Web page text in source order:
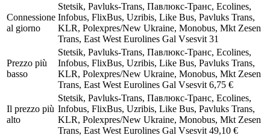
Connessione
al giorno
Stetsik, Pavluks-Trans, Павлюкс-Транс, Ecolines,
Infobus, FlixBus, Uzribis, Like Bus, Pavluks Trans,
KLR, Polexpres/New Ukraine, Monobus, Mkt Zesen
Trans, East West Eurolines Gal Vsesvіt 31
Prezzo più
basso
Stetsik, Pavluks-Trans, Павлюкс-Транс, Ecolines,
Infobus, FlixBus, Uzribis, Like Bus, Pavluks Trans,
KLR, Polexpres/New Ukraine, Monobus, Mkt Zesen
Trans, East West Eurolines Gal Vsesvіt 6,75 €
Il prezzo più
alto
Stetsik, Pavluks-Trans, Павлюкс-Транс, Ecolines,
Infobus, FlixBus, Uzribis, Like Bus, Pavluks Trans,
KLR, Polexpres/New Ukraine, Monobus, Mkt Zesen
Trans, East West Eurolines Gal Vsesvіt 49,10 €